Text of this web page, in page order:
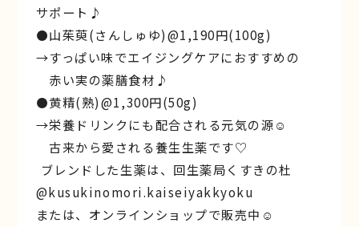
サポート♪
⚫山茱萸(さんしゅゆ)@1,190円(100g)
→すっぱい味でエイジングケアにおすすめの
赤い実の薬膳食材♪
⚫黄精(熟)@1,300円(50g)
→︎栄養ドリンクにも配合される元気の源☺︎
古来から愛される養生生薬です♡
︎ ︎ブレンドした生薬は、回生薬局くすきの杜
@kusukinomori.kaiseiyakkyoku
または、オンラインショップで販売中☺︎︎